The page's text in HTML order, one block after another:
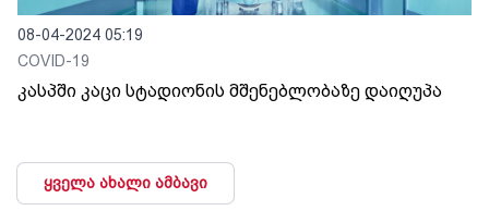
08-04-2024 05:19
COVID-19
კასპში კაცი სტადიონის მშენებლობაზე დაიღუპა
ყველა ახალი ამბავი